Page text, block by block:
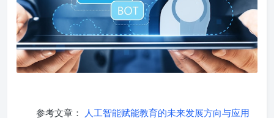
参考文章：
人工智能赋能教育的未来发展方向与应用